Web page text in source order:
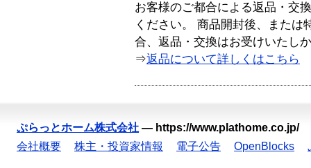
お客様のご都合による返品・交
ください。 商品開封後、または
合、返品・交換はお受けいたし
⇒返品について詳しくはこちら
ぷらっとホーム株式会社 — https://www.plathome.co.jp/
会社概要
株主・投資家情報 電子公告 OpenBlocks